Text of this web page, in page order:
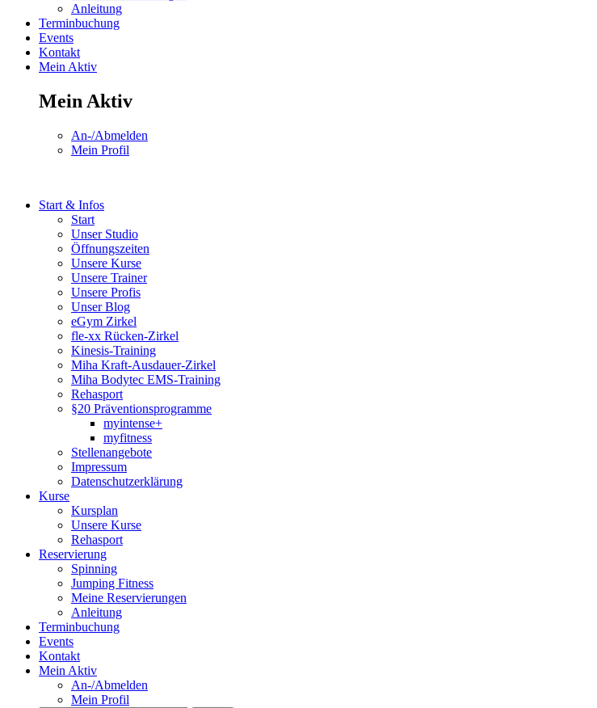
Anleitung
Terminbuchung
Events
Kontakt
Mein Aktiv
Mein Aktiv
An-/Abmelden
Mein Profil
Start & Infos
Start
Unser Studio
Öffnungszeiten
Unsere Kurse
Unsere Trainer
Unsere Profis
Unser Blog
eGym Zirkel
fle-xx Rücken-Zirkel
Kinesis-Training
Miha Kraft-Ausdauer-Zirkel
Miha Bodytec EMS-Training
Rehasport
§20 Präventionsprogramme
myintense+
myfitness
Stellenangebote
Impressum
Datenschutzerklärung
Kurse
Kursplan
Unsere Kurse
Rehasport
Reservierung
Spinning
Jumping Fitness
Meine Reservierungen
Anleitung
Terminbuchung
Events
Kontakt
Mein Aktiv
An-/Abmelden
Mein Profil